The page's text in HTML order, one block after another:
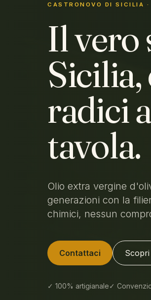
CASTRONOVO DI SICILIA
Il vero
radici
tavola.
Olio extra vergine
generazioni con la
chimici, nessun
Contattaci
✓ 100% artigianale✓